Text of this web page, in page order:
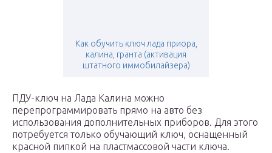
Как обучить ключ лада приора,
калина, гранта (активация
штатного иммобилайзера)
ПДУ-ключ на Лада Калина можно
перепрограммировать прямо на авто без
использования дополнительных приборов. Для этого
потребуется только обучающий ключ, оснащенный
красной пипкой на пластмассовой части ключа.